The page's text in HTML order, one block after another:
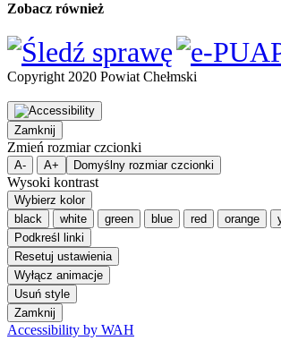
Zobacz również
Copyright 2020 Powiat Chełmski
Zamknij
Zmień rozmiar czcionki
A- A+ Domyślny rozmiar czcionki
Wysoki kontrast
Wybierz kolor
black
white green blue red orange
Podkreśl linki
Resetuj ustawienia
Wyłącz animacje
Usuń style
Zamknij
Accessibility by WAH